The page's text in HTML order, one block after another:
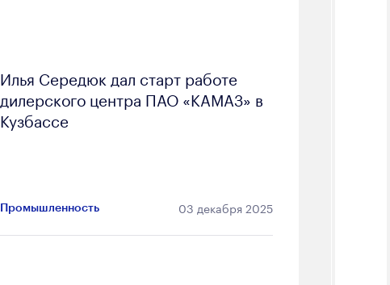
Илья Середюк дал старт работе
дилерского центра ПАО «КАМАЗ» в
Кузбассе
Промышленность 03 декабря 2025